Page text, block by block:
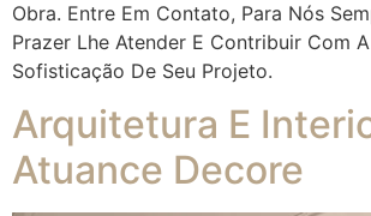
Obra. Entre Em Contato, Para Nós
Prazer Lhe Atender E Contribuir Com
Sofisticação De Seu Projeto.
Arquitetura E
Atuance Decore